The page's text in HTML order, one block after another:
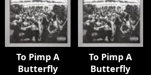
To Pimp A
Butterfly
To Pimp A
Butterfly